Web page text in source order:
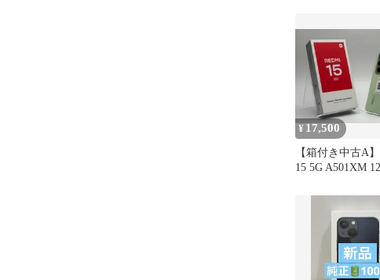
¥ 17,500
【箱付き中古A
15 5G A501XM
ー 白ロム